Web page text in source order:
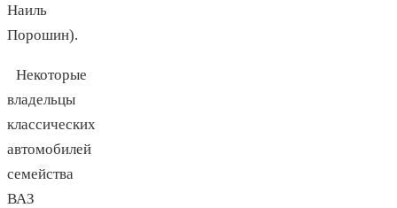
Наиль
Порошин).
Некоторые
владельцы
классических
автомобилей
семейства
ВАЗ